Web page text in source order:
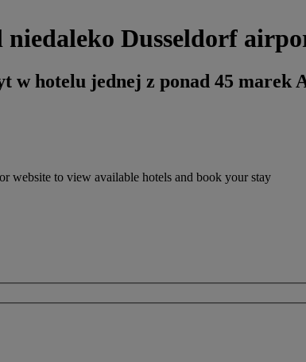
niedaleko Dusseldorf
w hotelu jednej z ponad 45 marek
website to view available hotels and book your stay